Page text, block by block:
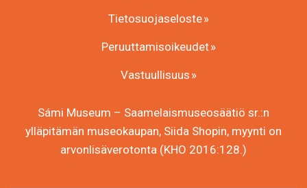
Tietosuojaseloste
Peruuttamisoikeudet
Vastuullisuus
Sámi Museum – Saamelaismuseosäätiö sr.:n
ylläpitämän museokaupan, Siida Shopin, myynti on
arvonlisäverotonta (KHO 2016:128.)